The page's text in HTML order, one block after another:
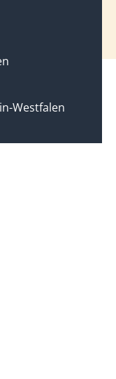
Westfalen